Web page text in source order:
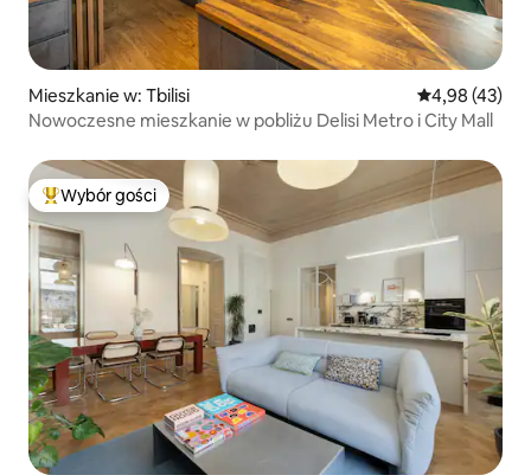
Mieszkanie w: Tbilisi Średnia
4,98 (43)
Nowoczesne mieszkanie w pobliżu Delisi Metro i City Mall
Najpopularniejsze z kategorii Wybór gości
Wybór gości